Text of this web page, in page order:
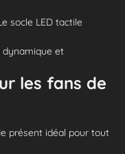
socle LED tactile
dynamique et
les fans de
présent idéal pour tout